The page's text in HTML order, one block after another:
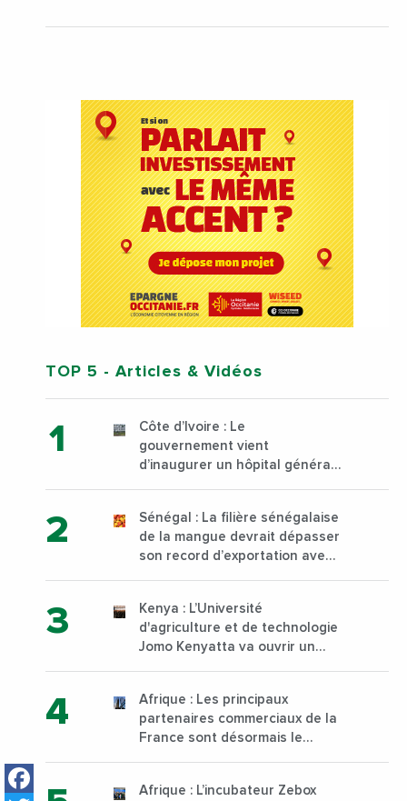
Facebook
TOP 5 - Articles & Vidéos
Côte d’Ivoire : Le
gouvernement vient
d’inaugurer un hôpital général
Sénégal : La filière sénégalaise
de la mangue devrait dépasser
son record d’exportation avec
Kenya : L’Université
d'agriculture et de technologie
Jomo Kenyatta va ouvrir un
sur son campus de Karen à
Nairobi dès janvier 2023
Afrique : Les principaux
partenaires commerciaux de la
France sont désormais le
Afrique : L’incubateur Zebox